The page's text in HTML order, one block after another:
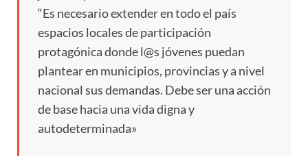
“Es necesario extender en todo el país
espacios locales de participación
protagónica donde l@s jóvenes puedan
plantear en municipios, provincias y a nivel
nacional sus demandas. Debe ser una acción
de base hacia una vida digna y
autodeterminada»